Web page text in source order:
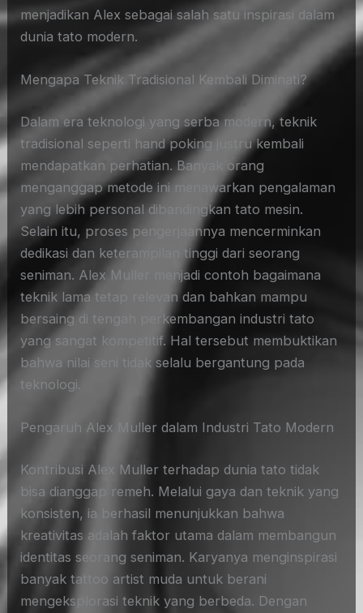
menjadikan Alex sebagai salah satu inspirasi dalam
dunia tato modern.
Mengapa Teknik Tradisional Kembali Diminati?
Dalam era teknologi yang serba modern, teknik
tradisional seperti hand poking justru kembali
mendapatkan perhatian. Banyak orang
menganggap metode ini menawarkan pengalaman
yang lebih personal dibandingkan tato mesin.
Selain itu, proses pengerjaannya mencerminkan
dedikasi dan keterampilan tinggi dari seorang
seniman. Alex Muller menjadi contoh bagaimana
teknik lama tetap relevan dan bahkan mampu
bersaing di tengah perkembangan industri tato
yang sangat kompetitif. Hal tersebut membuktikan
bahwa nilai seni tidak selalu bergantung pada
teknologi.
Pengaruh Alex Muller dalam Industri Tato Modern
Kontribusi Alex Muller terhadap dunia tato tidak
bisa dianggap remeh. Melalui gaya dan teknik yang
konsisten, ia berhasil menunjukkan bahwa
kreativitas adalah faktor utama dalam membangun
identitas seorang seniman. Karyanya menginspirasi
banyak tattoo artist muda untuk berani
mengeksplorasi teknik yang berbeda. Dengan